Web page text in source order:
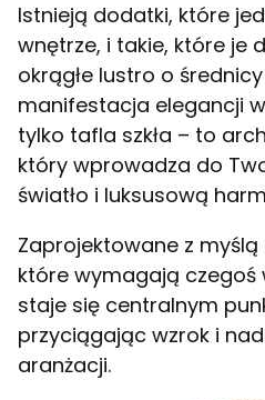
Istnieją dodatki, które
wnętrze, i takie, które je
okrągłe lustro o średnicy
manifestacja elegancji
tylko tafla szkła – to
który wprowadza do
światło i luksusową
Zaprojektowane z
które wymagają czegoś
staje się centralnym
przyciągając wzrok i
aranżacji.